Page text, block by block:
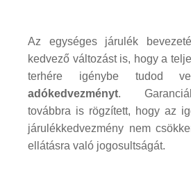
Az egységes járulék
kedvező változást is, hogy a
terhére igénybe tudod
adókedvezményt.
továbbra is rögzített, hogy az
járulékkedvezmény nem
ellátásra való jogosultságát.